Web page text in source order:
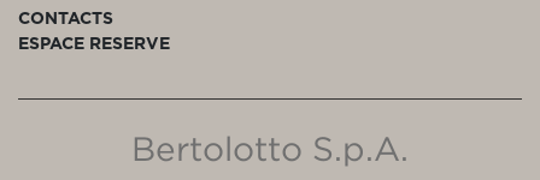
CONTACTS
ESPACE RESERVE
Bertolotto S.p.A.